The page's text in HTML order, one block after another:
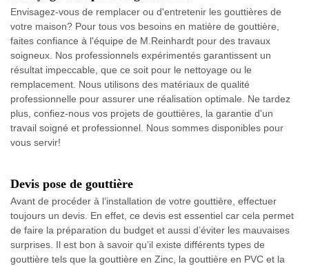
Envisagez-vous de remplacer ou d'entretenir les gouttières de
votre maison? Pour tous vos besoins en matière de gouttière,
faites confiance à l'équipe de M.Reinhardt pour des travaux
soigneux. Nos professionnels expérimentés garantissent un
résultat impeccable, que ce soit pour le nettoyage ou le
remplacement. Nous utilisons des matériaux de qualité
professionnelle pour assurer une réalisation optimale. Ne tardez
plus, confiez-nous vos projets de gouttières, la garantie d'un
travail soigné et professionnel. Nous sommes disponibles pour
vous servir!
Devis pose de gouttière
Avant de procéder à l’installation de votre gouttière, effectuer
toujours un devis. En effet, ce devis est essentiel car cela permet
de faire la préparation du budget et aussi d’éviter les mauvaises
surprises. Il est bon à savoir qu’il existe différents types de
gouttière tels que la gouttière en Zinc, la gouttière en PVC et la